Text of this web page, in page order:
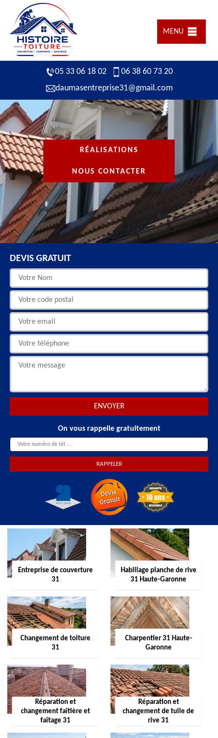
MENU
05 33 06 18 02
06 38 60 73 20
daumasentreprise31@gmail.com
RÉALISATIONS
NOUS CONTACTER
DEVIS GRATUIT
On vous rappelle gratuitement
Entreprise de couverture
31
Habillage planche de rive
31 Haute-Garonne
Changement de toiture
31
Charpentier 31 Haute-
Garonne
Réparation et
changement faîtière et
faîtage 31
Réparation et
changement de tuile de
rive 31